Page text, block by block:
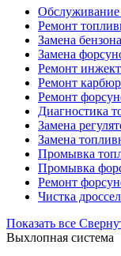
Ремонт
Замена
Замена
Ремонт
Ремонт
Ремонт
Диагностика
Замена
Замена
Промывка
Промывка
Ремонт
Чистка
Показать все
Выхлопная система